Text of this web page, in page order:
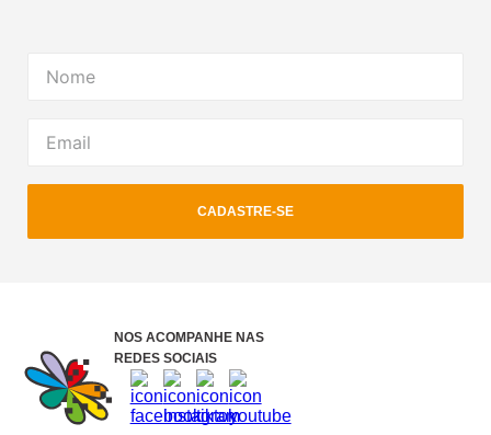
CADASTRE-SE
NOS ACOMPANHE NAS
REDES SOCIAIS